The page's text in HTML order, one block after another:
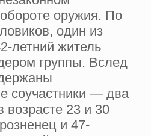
оружия. По
один из
летний житель
группы. Вслед
соучастники — два
возрасте 23 и 30
и 47-